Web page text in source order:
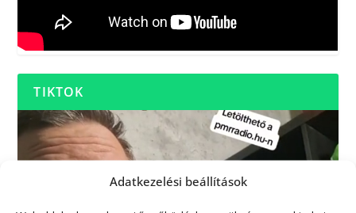
Adatkezelési beállítások
TIKTOK